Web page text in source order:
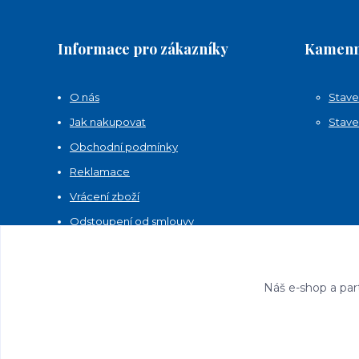
Informace pro zákazníky
O nás
Jak nakupovat
Obchodní podmínky
Reklamace
Vrácení zboží
Odstoupení od smlouvy
Náš e-shop a